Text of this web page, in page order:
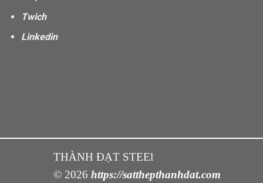
Twich
Linkedin
THÀNH ĐẠT STEEl
© 2026 https://satthepthanhdat.com